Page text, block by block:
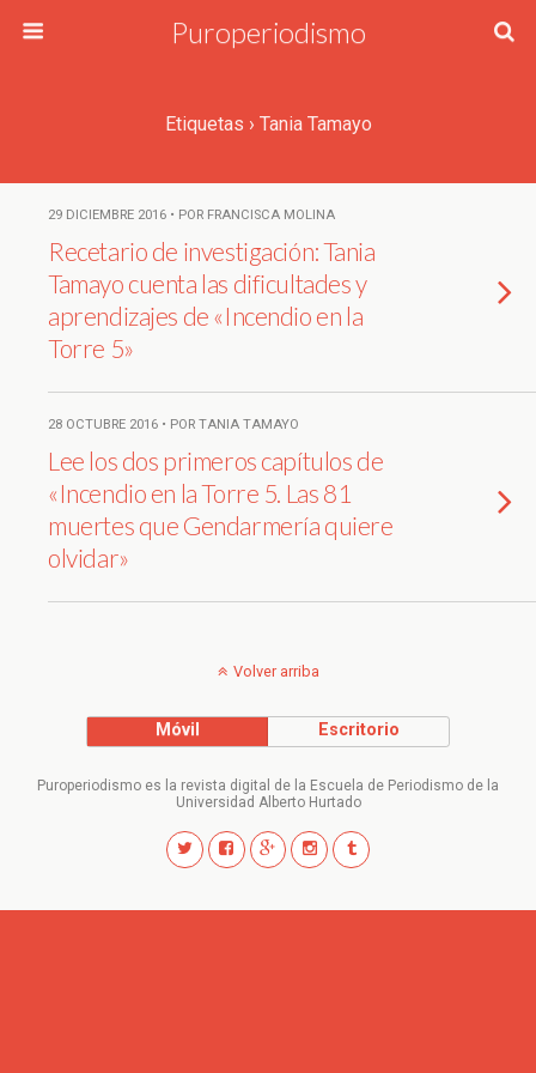
Puroperiodismo
Etiquetas › Tania Tamayo
29 DICIEMBRE 2016 • POR FRANCISCA MOLINA
Recetario de investigación: Tania
Tamayo cuenta las dificultades y
aprendizajes de «Incendio en la
Torre 5»
28 OCTUBRE 2016 • POR TANIA TAMAYO
Lee los dos primeros capítulos de
«Incendio en la Torre 5. Las 81
muertes que Gendarmería quiere
olvidar»
Volver arriba
Móvil Escritorio
Puroperiodismo es la revista digital de la Escuela de Periodismo de la
Universidad Alberto Hurtado